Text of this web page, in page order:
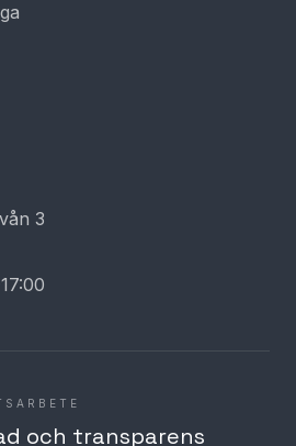
3
och transparens